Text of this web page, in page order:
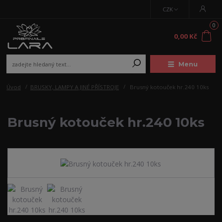
Menu
CZK
0
0,00 Kč
Úvod BRUSKY, LAMPY A JINÉ PŘÍSTROJE Brusný kotouček hr.240 10ks
Brusný kotouček hr.240 10ks